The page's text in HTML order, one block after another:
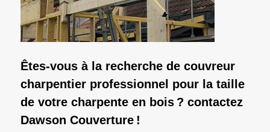
Êtes-vous à la recherche de couvreur
charpentier professionnel pour la taille
de votre charpente en bois ? contactez
Dawson Couverture !